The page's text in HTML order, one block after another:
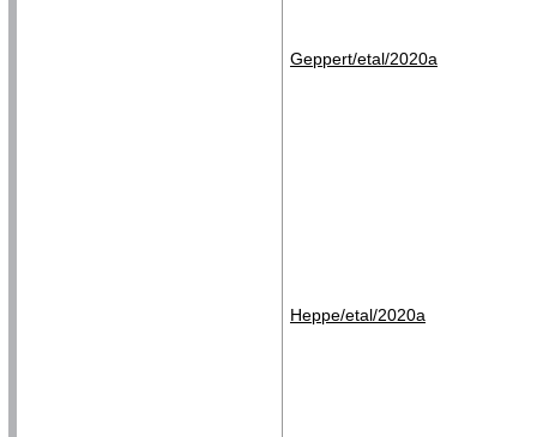
Geppert/etal/2020a
Heppe/etal/2020a